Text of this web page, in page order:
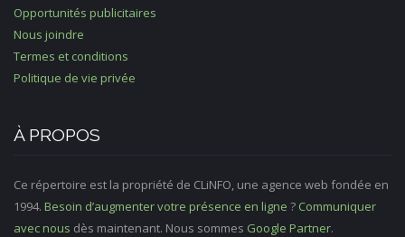
Opportunités publicitaires
Nous joindre
Termes et conditions
Politique de vie privée
À PROPOS
Ce répertoire est la propriété de CLiNFO, une agence web fondée en
1994. Besoin d’augmenter votre présence en ligne ? Communiquer
avec nous dès maintenant. Nous sommes Google Partner.